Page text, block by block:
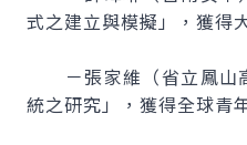
式之建立與模擬」，獲得
－張家維（省立鳳山
統之研究」，獲得全球青